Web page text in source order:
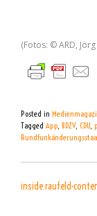
(Fotos: © ARD,
Posted in
Tagged App, BDZV, CDU,
inside raufeld-